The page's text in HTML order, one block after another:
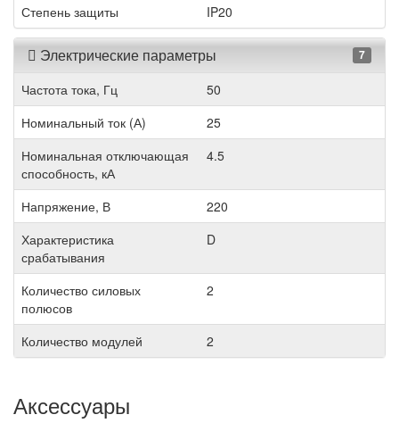
Степень защиты IP20
Электрические параметры 7
Частота тока, Гц
50
Номинальный ток (А)
25
Номинальная отключающая
способность, кА
4.5
Напряжение, В
220
Характеристика
срабатывания
D
Количество силовых
полюсов
2
Количество модулей 2
Аксессуары